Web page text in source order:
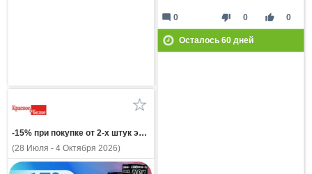
thumb_down 0 thumb_up 0
mode_comment 0
Осталось 60дней
-15% при покупке от 2-х штук энергетический напиток ТОРНАДО в ассортимент 0,33л
(28 Июля - 4 Октября 2026)